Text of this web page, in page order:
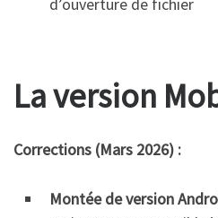
La version
Corrections (Mars 2026) :
Montée de version